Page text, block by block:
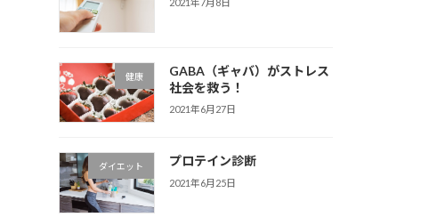
健康
GABA（ギャバ）がストレス
社会を救う！
2021年6月27日
ダイエット プロテイン診断
2021年6月25日